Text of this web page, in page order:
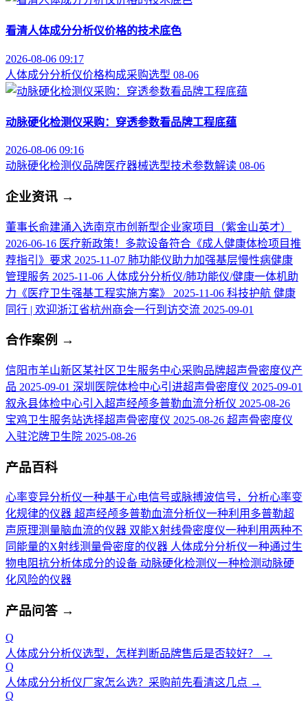
看清人体成分分析仪价格的技术底色
2026-08-06 09:17
人体成分分析仪价格构成采购选型 08-06
动脉硬化检测仪采购：穿透参数看品牌工程底蕴
2026-08-06 09:16
动脉硬化检测仪品牌医疗器械选型技术参数解读 08-06
企业资讯 →
董事长俞建涌入选南京市创新型企业家项目（紫金山英才）
2026-06-16 医疗新政策！多款设备符合《成人健康体检项目推
荐指引》要求 2025-11-07 肺功能仪助力加强基层慢性病健康
管理服务 2025-11-06 人体成分分析仪/肺功能仪/健康一体机助
力《医疗卫生强基工程实施方案》
2025-11-06 科技护航 健康
同行 | 欢迎浙江省杭州商会一行到访交流 2025-09-01
合作案例 →
信阳市羊山新区某社区卫生服务中心采购品牌超声骨密度仪产
品 2025-09-01 深圳医院体检中心引进超声骨密度仪 2025-09-01
叙永县体检中心引入超声经颅多普勒血流分析仪 2025-08-26
宝鸡卫生服务站选择超声骨密度仪 2025-08-26 超声骨密度仪
入驻沱牌卫生院 2025-08-26
产品百科
心率变异分析仪一种基于心电信号或脉搏波信号，分析心率变
化规律的仪器 超声经颅多普勒血流分析仪一种利用多普勒超
声原理测量脑血流的仪器 双能X射线骨密度仪一种利用两种不
同能量的X射线测量骨密度的仪器 人体成分分析仪一种通过生
物电阻抗分析体成分的设备 动脉硬化检测仪一种检测动脉硬
化风险的仪器
产品问答 →
Q
人体成分分析仪选型，怎样判断品牌售后是否较好？
→
Q
人体成分分析仪厂家怎么选？采购前先看清这几点 →
Q